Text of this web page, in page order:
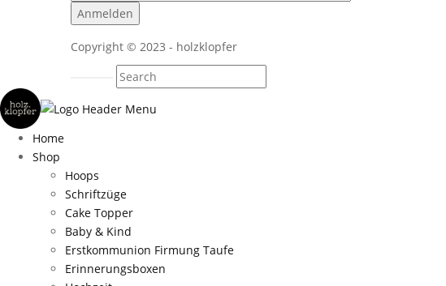
Copyright © 2023 - holzklopfer
Home
Shop
Hoops
Schriftzüge
Cake Topper
Baby & Kind
Erstkommunion Firmung Taufe
Erinnerungsboxen